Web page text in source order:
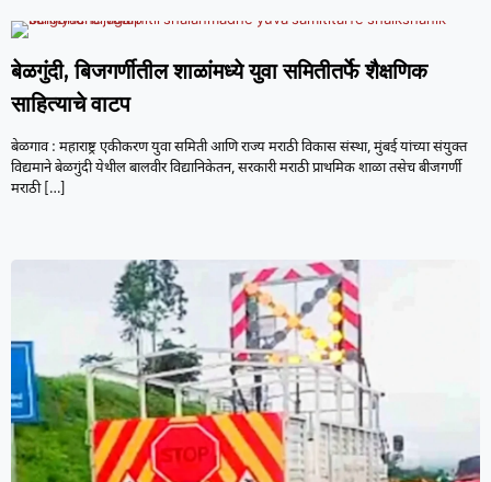
बेळगुंदी, बिजगर्णीतील शाळांमध्ये युवा समितीतर्फे शैक्षणिक
साहित्याचे वाटप
बेळगाव : महाराष्ट्र एकीकरण युवा समिती आणि राज्य मराठी विकास संस्था, मुंबई यांच्या संयुक्त
विद्यमाने बेळगुंदी येथील बालवीर विद्यानिकेतन, सरकारी मराठी प्राथमिक शाळा तसेच बीजगर्णी
मराठी[…]